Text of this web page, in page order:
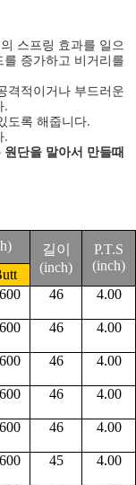
스프링 효과를 일으
증가하고 비거리를
격적이거나 부드러운
.
도록 해줍니다.
.
단을 말아서 만들때
길이
(inch)
P.T.S
(inch)
46 4.00
46 4.00
46 4.00
46 4.00
46 4.00
45 4.00